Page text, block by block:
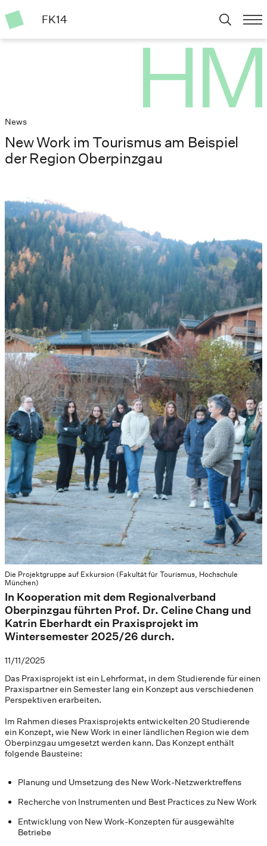
FK14
News
New Work im Tourismus am Beispiel
der Region Oberpinzgau
Die Projektgruppe auf Exkursion (Fakultät für Tourismus, Hochschule
München)
In Kooperation mit dem Regionalverband
Oberpinzgau führten Prof. Dr. Celine Chang und
Katrin Eberhardt ein Praxisprojekt im
Wintersemester 2025/26 durch.
11/11/2025
Das Praxisprojekt ist ein Lehrformat, in dem Studierende für einen
Praxispartner ein Semester lang ein Konzept aus verschiedenen
Perspektiven erarbeiten.
Im Rahmen dieses Praxisprojekts entwickelten 20 Studierende
ein Konzept, wie New Work in einer ländlichen Region wie dem
Oberpinzgau umgesetzt werden kann. Das Konzept enthält
folgende Bausteine:
Planung und Umsetzung des New Work-Netzwerktreffens
Recherche von Instrumenten und Best Practices zu New Work
Entwicklung von New Work-Konzepten für ausgewählte
Betriebe